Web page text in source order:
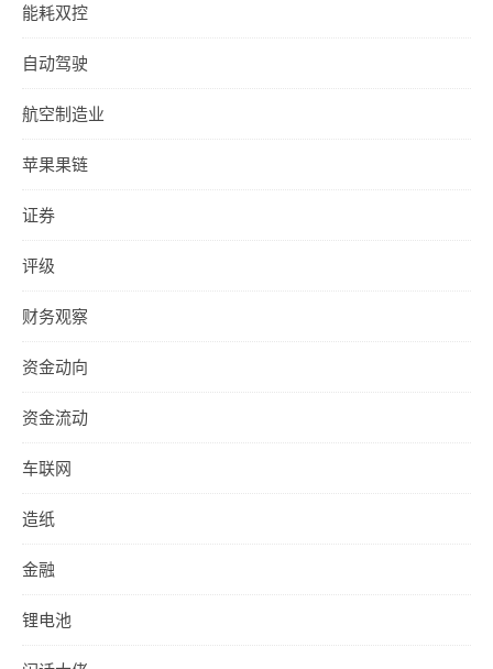
能耗双控
自动驾驶
航空制造业
苹果果链
证券
评级
财务观察
资金动向
资金流动
车联网
造纸
金融
锂电池